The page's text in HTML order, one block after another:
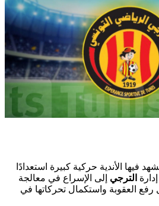
فيها الأندية حركية كبيرة استعدادًا
الترجي إلى الإسراع في معالجة
العقوبة واستكمال تحركاتها في